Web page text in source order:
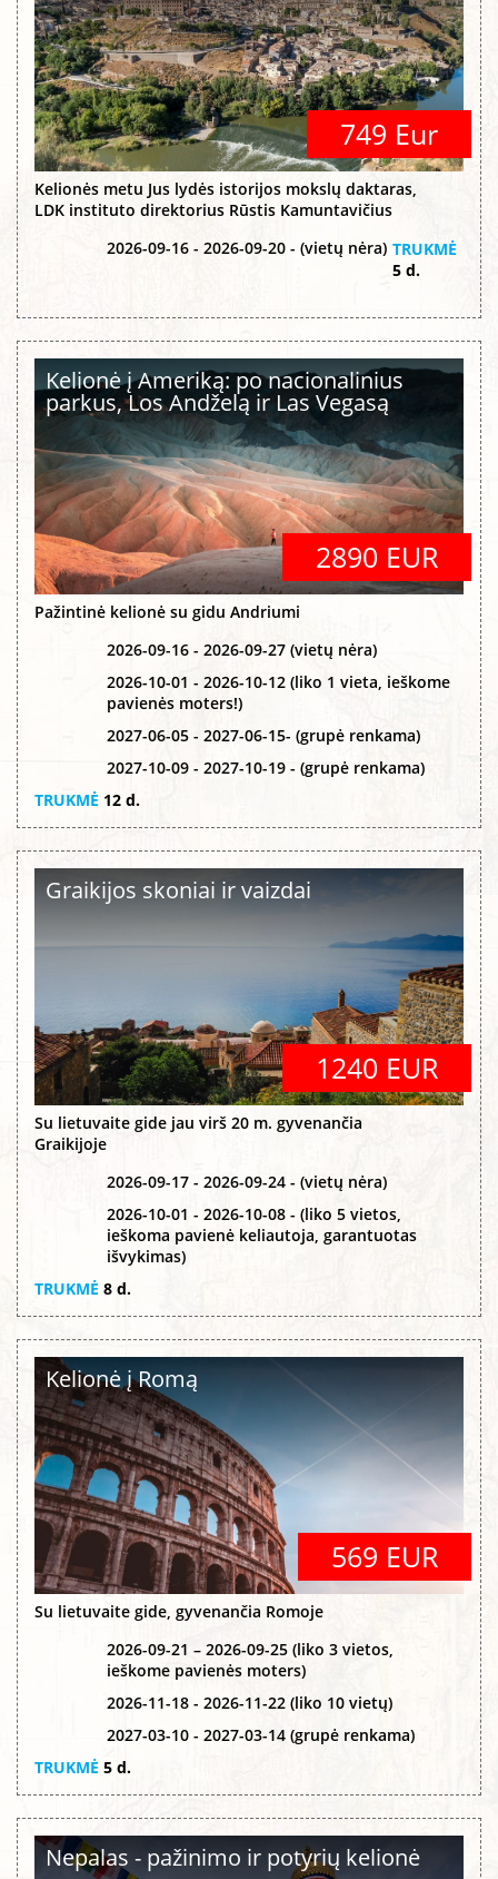
749 Eur
Kelionės metu Jus lydės istorijos mokslų daktaras,
LDK instituto direktorius Rūstis Kamuntavičius
2026-09-16 - 2026-09-20 - (vietų nėra) TRUKMĖ
5 d.
Kelionė į Ameriką: po nacionalinius
parkus, Los Andželą ir Las Vegasą
2890 EUR
Pažintinė kelionė su gidu Andriumi
2026-09-16 - 2026-09-27 (vietų nėra)
2026-10-01 - 2026-10-12 (liko 1 vieta, ieškome
pavienės moters!)
2027-06-05 - 2027-06-15- (grupė renkama)
2027-10-09 - 2027-10-19 - (grupė renkama)
TRUKMĖ 12 d.
Graikijos skoniai ir vaizdai
1240 EUR
Su lietuvaite gide jau virš 20 m. gyvenančia
Graikijoje
2026-09-17 - 2026-09-24 - (vietų nėra)
2026-10-01 - 2026-10-08 - (liko 5 vietos,
ieškoma pavienė keliautoja, garantuotas
išvykimas)
TRUKMĖ 8 d.
Kelionė į Romą
569 EUR
Su lietuvaite gide, gyvenančia Romoje
2026-09-21 – 2026-09-25 (liko 3 vietos,
ieškome pavienės moters)
2026-11-18 - 2026-11-22 (liko 10 vietų)
2027-03-10 - 2027-03-14 (grupė renkama)
TRUKMĖ 5 d.
Nepalas - pažinimo ir potyrių kelionė